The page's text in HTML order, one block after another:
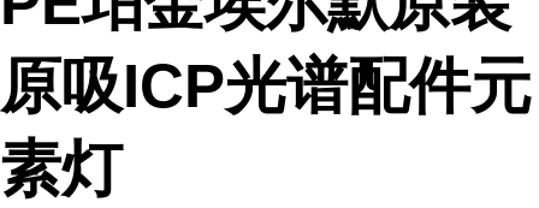
原吸ICP光谱配件元
素灯